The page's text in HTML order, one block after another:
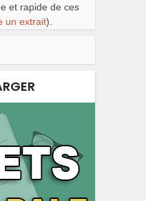
et rapide de ces
un extrait).